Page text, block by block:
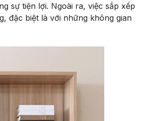
sự tiện lợi. Ngoài ra, việc sắp xếp
đặc biệt là với những không gian